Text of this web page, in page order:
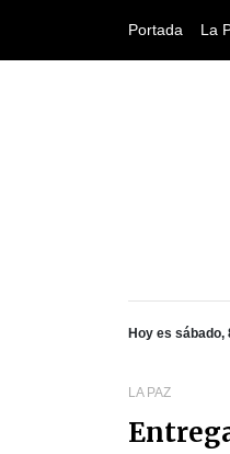
Portada La
Hoy es sábado,
LA PAZ